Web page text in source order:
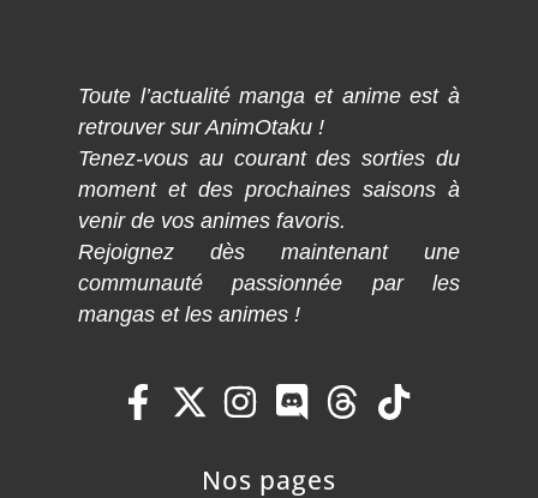
Toute l’actualité manga et anime est à
retrouver sur AnimOtaku !
Tenez-vous au courant des sorties du
moment et des prochaines saisons à
venir de vos animes favoris.
Rejoignez dès maintenant une
communauté passionnée par les
mangas et les animes !
Nos pages